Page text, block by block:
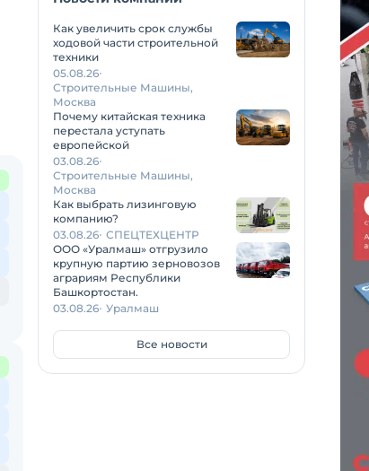
Как увеличить срок службы
ходовой части строительной
техники
05.08.26
Строительные Машины,
Москва
Почему китайская техника
перестала уступать
европейской
03.08.26
Строительные Машины,
Москва
Как выбрать лизинговую
компанию?
03.08.26 СПЕЦТЕХЦЕНТР
ООО «Уралмаш» отгрузило
крупную партию зерновозов
аграриям Республики
Башкортостан.
03.08.26 Уралмаш
Все новости